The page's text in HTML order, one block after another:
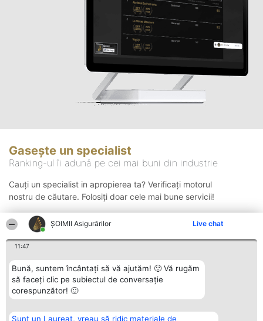
ȘOIMII Asigurărilor Live chat
11:47
Bună, suntem încântați să vă ajutăm! 🙂 Vă rugăm
să faceți clic pe subiectul de conversație
corespunzător! 🙂
Sunt un Laureat, vreau să ridic materiale de
Gasește un specialist
Ranking-ul îi adună pe cei mai buni din industrie
Cauți un specialist in apropierea ta? Verificați motorul
nostru de căutare. Folosiți doar cele mai bune servicii!